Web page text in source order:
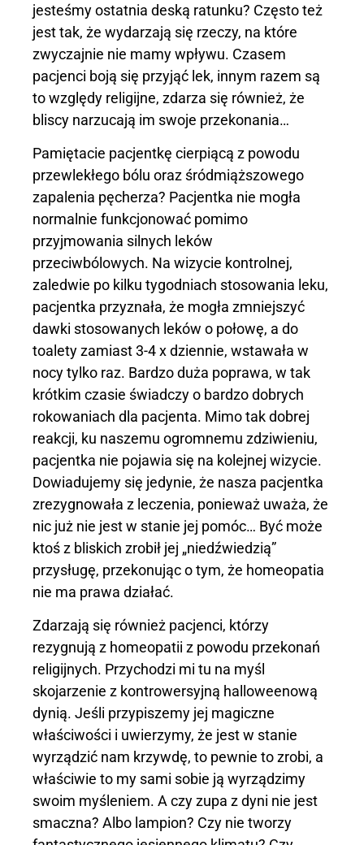
jesteśmy ostatnia deską ratunku? Często też
jest tak, że wydarzają się rzeczy, na które
zwyczajnie nie mamy wpływu. Czasem
pacjenci boją się przyjąć lek, innym razem są
to względy religijne, zdarza się również, że
bliscy narzucają im swoje przekonania…
Pamiętacie pacjentkę cierpiącą z powodu
przewlekłego bólu oraz śródmiąższowego
zapalenia pęcherza? Pacjentka nie mogła
normalnie funkcjonować pomimo
przyjmowania silnych leków
przeciwbólowych. Na wizycie kontrolnej,
zaledwie po kilku tygodniach stosowania leku,
pacjentka przyznała, że mogła zmniejszyć
dawki stosowanych leków o połowę, a do
toalety zamiast 3-4 x dziennie, wstawała w
nocy tylko raz. Bardzo duża poprawa, w tak
krótkim czasie świadczy o bardzo dobrych
rokowaniach dla pacjenta. Mimo tak dobrej
reakcji, ku naszemu ogromnemu zdziwieniu,
pacjentka nie pojawia się na kolejnej wizycie.
Dowiadujemy się jedynie, że nasza pacjentka
zrezygnowała z leczenia, ponieważ uważa, że
nic już nie jest w stanie jej pomóc… Być może
ktoś z bliskich zrobił jej „niedźwiedzią”
przysługę, przekonując o tym, że homeopatia
nie ma prawa działać.
Zdarzają się również pacjenci, którzy
rezygnują z homeopatii z powodu przekonań
religijnych. Przychodzi mi tu na myśl
skojarzenie z kontrowersyjną halloweenową
dynią. Jeśli przypiszemy jej magiczne
właściwości i uwierzymy, że jest w stanie
wyrządzić nam krzywdę, to pewnie to zrobi, a
właściwie to my sami sobie ją wyrządzimy
swoim myśleniem. A czy zupa z dyni nie jest
smaczna? Albo lampion? Czy nie tworzy